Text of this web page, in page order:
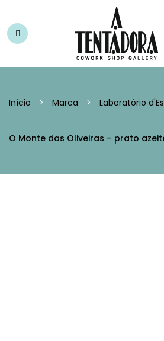
Início > Marca > Laboratório
O Monte das Oliveiras – prato